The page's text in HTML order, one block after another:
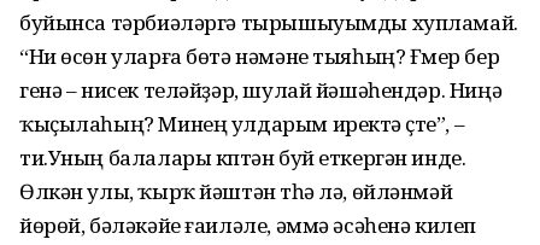
буйынса тәрбиәләргә тырышыуымды хупламай.
“Ни өсөн уларға бөтә нәмәне тыяһың? Ғүмер бер
генә – нисек теләйҙәр, шулай йәшәһендәр. Ниңә
ҡыҫылаһың? Минең улдарым иректә үҫте”, –
ти.Уның балалары күптән буй еткергән инде.
Өлкән улы, ҡырҡ йәштән үтһә лә, өйләнмәй
йөрөй, бәләкәйе ғаиләле, әммә әсәһенә килеп